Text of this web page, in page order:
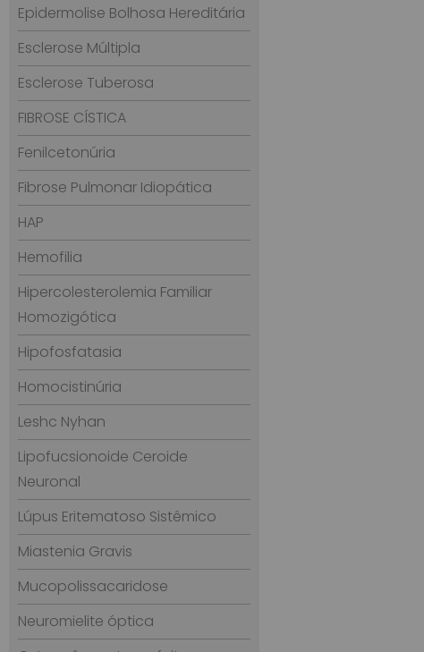
Epidermolise Bolhosa Hereditária
Esclerose Múltipla
Esclerose Tuberosa
FIBROSE CÍSTICA
Fenilcetonúria
Fibrose Pulmonar Idiopática
HAP
Hemofilia
Hipercolesterolemia Familiar
Homozigótica
Hipofosfatasia
Homocistinúria
Leshc Nyhan
Lipofucsionoide Ceroide
Neuronal
Lúpus Eritematoso Sistêmico
Miastenia Gravis
Mucopolissacaridose
Neuromielite óptica